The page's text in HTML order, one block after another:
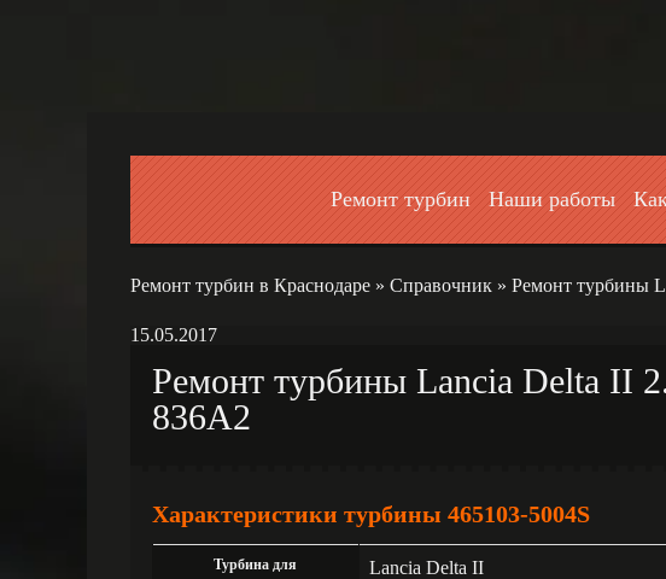
Ремонт турбин Наши работы
Ремонт турбин в Краснодаре » Справочник » Ремонт турбины
15.05.2017
Ремонт турбины Lancia Delta II
836A2
Характеристики турбины 465103-5004S
Турбина для Lancia Delta II